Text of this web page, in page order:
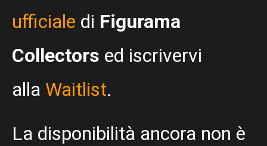
ufficiale di Figurama
Collectors ed iscrivervi
alla Waitlist.
La disponibilità ancora non è